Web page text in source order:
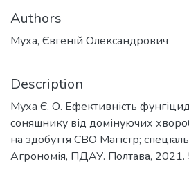
Authors
Муха, Євгеній Олександрович
Description
Муха Є. О. Ефективність
соняшнику від домінуючих
на здобуття СВО Магістр;
Агрономія, ПДАУ. Полтава, 2021.